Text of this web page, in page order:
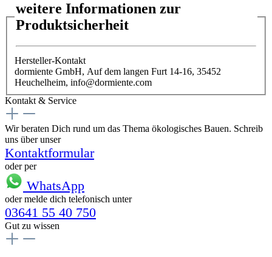
weitere Informationen zur
Produktsicherheit
Hersteller-Kontakt
dormiente GmbH, Auf dem langen Furt 14-16, 35452
Heuchelheim, info@dormiente.com
Kontakt & Service
Wir beraten Dich rund um das Thema ökologisches Bauen. Schreib
uns über unser
Kontaktformular
oder per
WhatsApp
oder melde dich telefonisch unter
03641 55 40 750
Gut zu wissen